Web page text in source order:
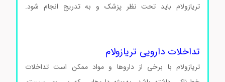
تریازولام باید تحت نظر پزشک و به تدریج انجام شود.
تداخلات دارویی تریازولام
تریازولام با برخی از داروها و مواد ممکن است تداخلات